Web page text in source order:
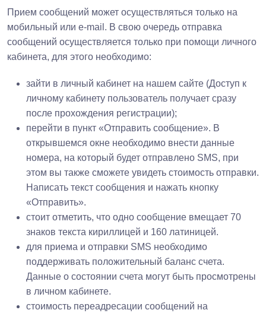
Прием сообщений может осуществляться только на
мобильный или e-mail. В свою очередь отправка
сообщений осуществляется только при помощи личного
кабинета, для этого необходимо:
зайти в личный кабинет на нашем сайте (Доступ к
личному кабинету пользователь получает сразу
после прохождения регистрации);
перейти в пункт «Отправить сообщение». В
открывшемся окне необходимо внести данные
номера, на который будет отправлено SMS, при
этом вы также сможете увидеть стоимость отправки.
Написать текст сообщения и нажать кнопку
«Отправить».
стоит отметить, что одно сообщение вмещает 70
знаков текста кириллицей и 160 латиницей.
для приема и отправки SMS необходимо
поддерживать положительный баланс счета.
Данные о состоянии счета могут быть просмотрены
в личном кабинете.
стоимость переадресации сообщений на